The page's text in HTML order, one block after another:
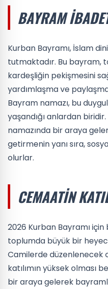
BAYRAM
Kurban Bayramı, İslam
tutmaktadır. Bu bayram,
kardeşliğin pekişmesini
yardımlaşma ve
Bayram namazı, bu
yaşandığı anlardan
namazında bir araya
getirmenin yanı sıra,
olurlar.
CEMAATIN
2026 Kurban Bayramı
toplumda büyük bir
Camilerde düzenlenecek
katılımın yüksek olması
bir araya gelerek